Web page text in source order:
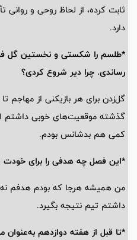
ثابت کرده، از لحاظ روحی و روانی
دارد.
*طلسم را شکستی و نخستین گل
رساندی. چرا دیر شروع کردی؟
گل‌زدن برای هر بازیکنی از
گذشته موقعیت‌های خوبی داشتم
کمی هم بدشانس بودم.
*این فصل چه هدفی را برای
من همیشه هرجا که بودم هدفم
داشتم تیم نتیجه بگیرد.
*تا قبل از هفته دوازدهم